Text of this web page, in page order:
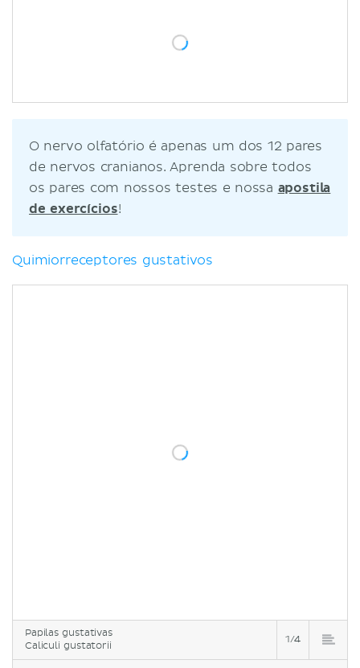
O nervo olfatório é apenas um dos 12 pares
de nervos cranianos. Aprenda sobre todos
os pares com nossos testes e nossa apostila
de exercícios!
Quimiorreceptores gustativos
Papilas gustativas
Caliculi gustatorii
1/4